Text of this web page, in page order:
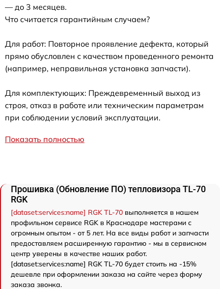
— до 3 месяцев.
Что считается гарантийным случаем?
Для работ: Повторное проявление дефекта, который
прямо обусловлен с качеством проведенного ремонта
(например, неправильная установка запчасти).
Для комплектующих: Преждевременный выход из
строя, отказ в работе или техническим параметрам
при соблюдении условий эксплуатации.
Показать полностью
Прошивка (Обновление ПО) тепловизора TL-70
RGK
[dataset:services:name] RGK TL-70 выполняется в нашем
профильном сервисе RGK в Краснодаре мастерами с
огромным опытом - от 5 лет. На все виды работ и запчасти
предоставляем расширенную гарантию - мы в сервисном
центр уверены в качестве наших работ.
[dataset:services:name] RGK TL-70 будет стоить на -15%
дешевле при оформлении заказа на сайте через форму
заказа звонка.